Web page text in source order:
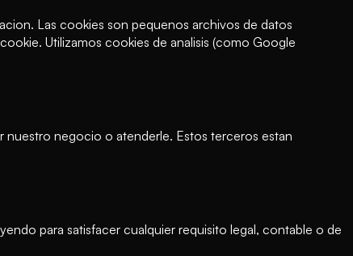
Las cookies son pequenos archivos de datos
Utilizamos cookies de analisis (como Google
negocio o atenderle. Estos terceros estan
para satisfacer cualquier requisito legal, contable o de